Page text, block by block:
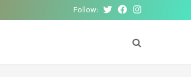
Follow: TwitterFacebookInstagram